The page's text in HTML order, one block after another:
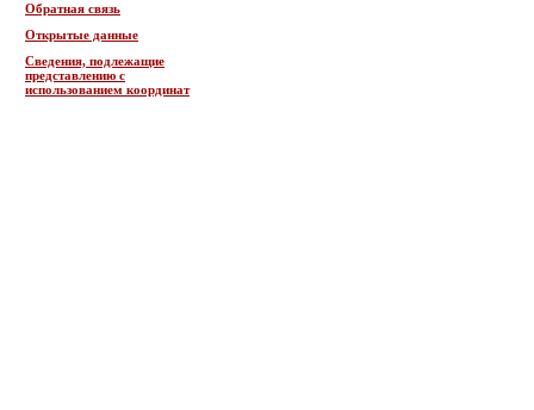
Обратная связь
Открытые данные
Сведения, подлежащие
представлению с
использованием координат